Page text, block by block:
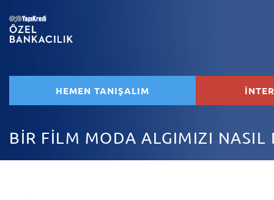
HEMEN TANIŞALIM
BİR FİLM MODA ALGIMIZI NASIL